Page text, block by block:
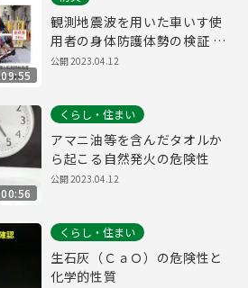
09:55
観測地震波を用いた車いす使
用者の身体防護体勢の検証 消
防技術課
公開2023.04.12
00:56
くらし・住まい
アマニ油等を含んだタオルか
ら起こる自然発火の危険性
公開2023.04.12
くらし・住まい
生石灰（ＣａＯ）の危険性と
化学的性質